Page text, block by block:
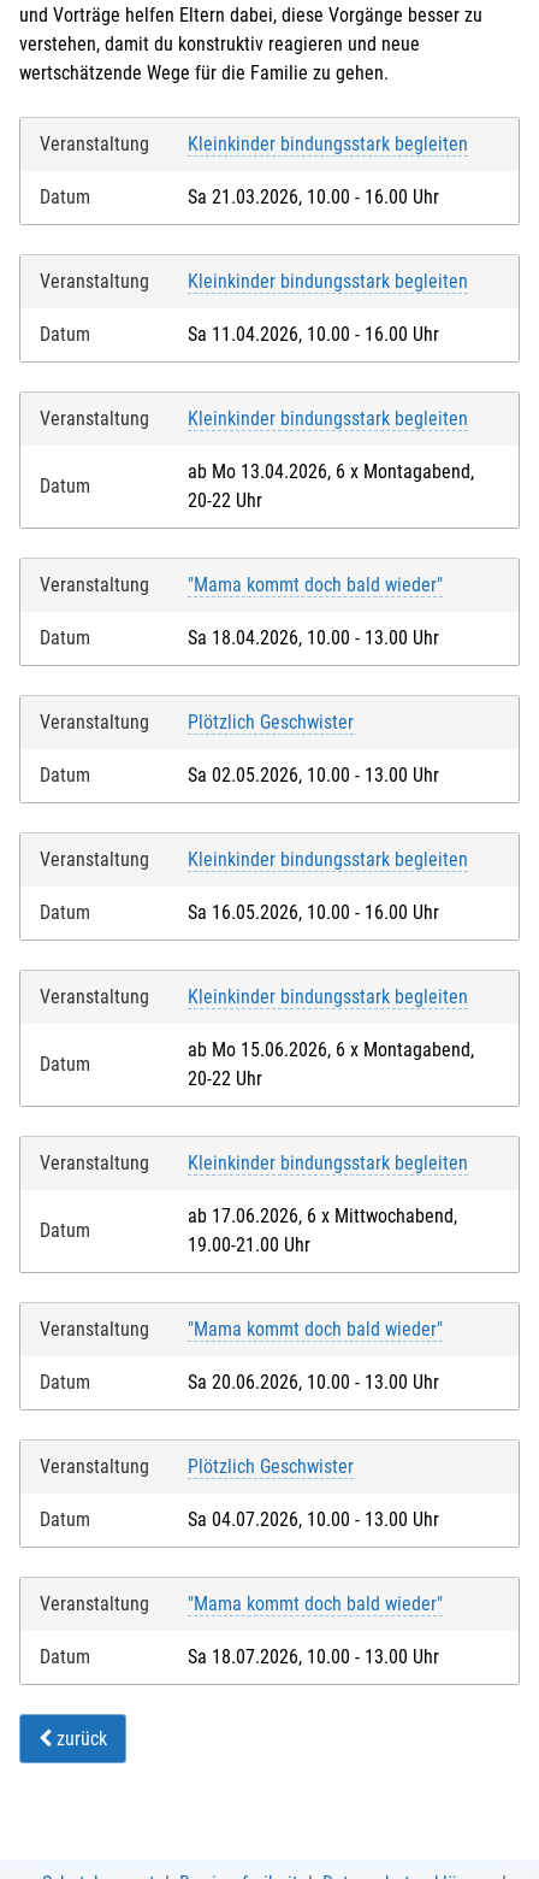
und Vorträge helfen Eltern dabei, diese Vorgänge besser zu
verstehen, damit du konstruktiv reagieren und neue
wertschätzende Wege für die Familie zu gehen.
Veranstaltung Kleinkinder bindungsstark begleiten
Datum Sa 21.03.2026, 10.00 - 16.00 Uhr
Veranstaltung Kleinkinder bindungsstark begleiten
Datum Sa 11.04.2026, 10.00 - 16.00 Uhr
Veranstaltung Kleinkinder bindungsstark begleiten
Datum
ab Mo 13.04.2026, 6 x Montagabend,
20-22 Uhr
Veranstaltung "Mama kommt doch bald wieder"
Datum Sa 18.04.2026, 10.00 - 13.00 Uhr
Veranstaltung Plötzlich Geschwister
Datum Sa 02.05.2026, 10.00 - 13.00 Uhr
Veranstaltung Kleinkinder bindungsstark begleiten
Datum Sa 16.05.2026, 10.00 - 16.00 Uhr
Veranstaltung Kleinkinder bindungsstark begleiten
Datum
ab Mo 15.06.2026, 6 x Montagabend,
20-22 Uhr
Veranstaltung Kleinkinder bindungsstark begleiten
Datum
ab 17.06.2026, 6 x Mittwochabend,
19.00-21.00 Uhr
Veranstaltung "Mama kommt doch bald wieder"
Datum Sa 20.06.2026, 10.00 - 13.00 Uhr
Veranstaltung Plötzlich Geschwister
Datum Sa 04.07.2026, 10.00 - 13.00 Uhr
Veranstaltung "Mama kommt doch bald wieder"
Datum Sa 18.07.2026, 10.00 - 13.00 Uhr
zurück